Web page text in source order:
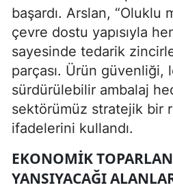
başardı. Arslan, “Oluklu
çevre dostu yapısıyla
sayesinde tedarik
parçası. Ürün
sürdürülebilir ambalaj
sektörümüz stratejik bir
ifadelerini kullandı.
EKONOMIK
YANSIYACAĞI